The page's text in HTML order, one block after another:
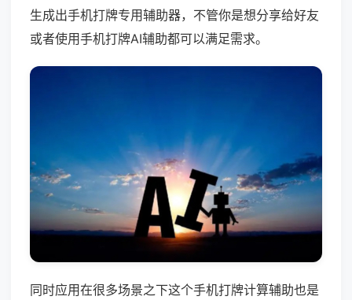
生成出手机打牌专用辅助器，不管你是想分享给好友
或者使用手机打牌AI辅助都可以满足需求。
同时应用在很多场景之下这个手机打牌计算辅助也是